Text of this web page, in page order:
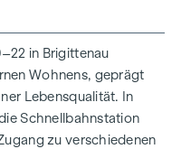
Interieur, während die
umweltfreundliche
sorgt.
und
selbst an
in Brigittenau
Wohnens, geprägt
Lebensqualität. In
Schnellbahnstation
zu verschiedenen